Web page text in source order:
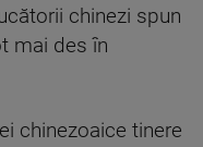
chinezi spun
mai des în
chinezoaice tinere